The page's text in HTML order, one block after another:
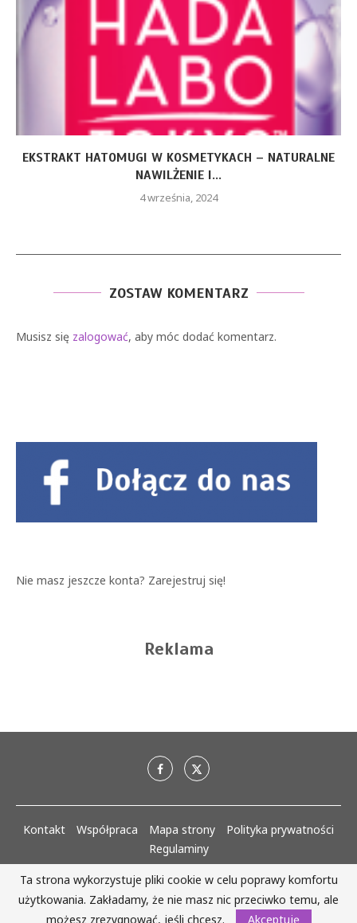
EKSTRAKT HATOMUGI W KOSMETYKACH – NATURALNE
NAWILŻENIE I...
4 września, 2024
ZOSTAW KOMENTARZ
Musisz się zalogować, aby móc dodać komentarz.
Nie masz jeszcze konta? Zarejestruj się!
Reklama
Kontakt Współpraca Mapa strony
Polityka prywatności
Regulaminy
AlejaKobiet.pl @2020 - 2023 Wszystkie prawa zastrzeżone. | Realizacja:
www.woh.group
Ta strona wykorzystuje pliki cookie w celu poprawy komfortu
użytkowania. Zakładamy, że nie masz nic przeciwko temu, ale
możesz zrezygnować, jeśli chcesz.
Akceptuję